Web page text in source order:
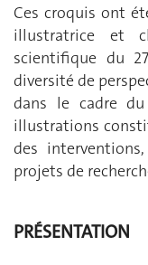
Ces croquis ont
illustratrice et
scientifique du
diversité de
dans le cadre du
illustrations
des
projets de
PRÉSENTATION